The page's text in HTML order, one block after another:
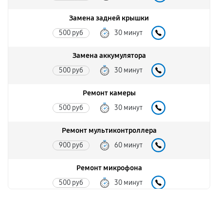
Замена задней крышки
500 руб 30 минут
Замена аккумулятора
500 руб 30 минут
Ремонт камеры
500 руб 30 минут
Ремонт мультиконтроллера
900 руб 60 минут
Ремонт микрофона
500 руб 30 минут